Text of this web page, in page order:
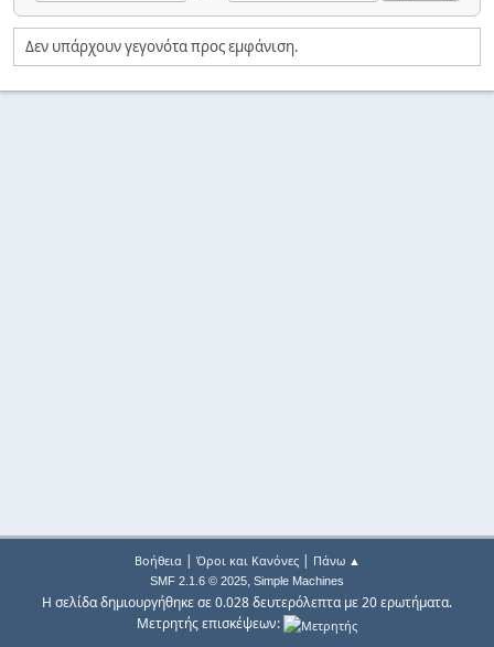
Δεν υπάρχουν γεγονότα προς εμφάνιση.
Βοήθεια| Όροι και Κανόνες| Πάνω ▲
SMF 2.1.6 © 2025, Simple Machines
Η σελίδα δημιουργήθηκε σε 0.028 δευτερόλεπτα με 20 ερωτήματα.
Μετρητής επισκέψεων: